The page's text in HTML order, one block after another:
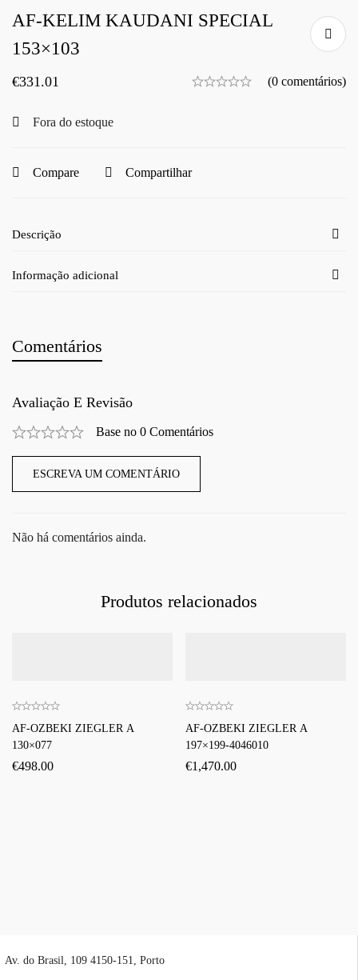
AF-KELIM KAUDANI SPECIAL
153×103
€331.01 (0 comentários)
Fora do estoque
Compare Compartilhar
Descrição
Informação adicional
Comentários
Avaliação E Revisão
Base no 0 Comentários
ESCREVA UM COMENTÁRIO
Não há comentários ainda.
Produtos relacionados
AF-OZBEKI ZIEGLER A
130×077
€498.00
AF-OZBEKI ZIEGLER A
197×199-4046010
€1,470.00
Av. do Brasil, 109 4150-151, Porto